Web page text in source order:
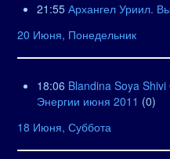
21:55 Архангел Уриил.
20 Июня, Понедельник
18:06 Blandina Soya
Энергии июня 2011 (0)
18 Июня, Суббота